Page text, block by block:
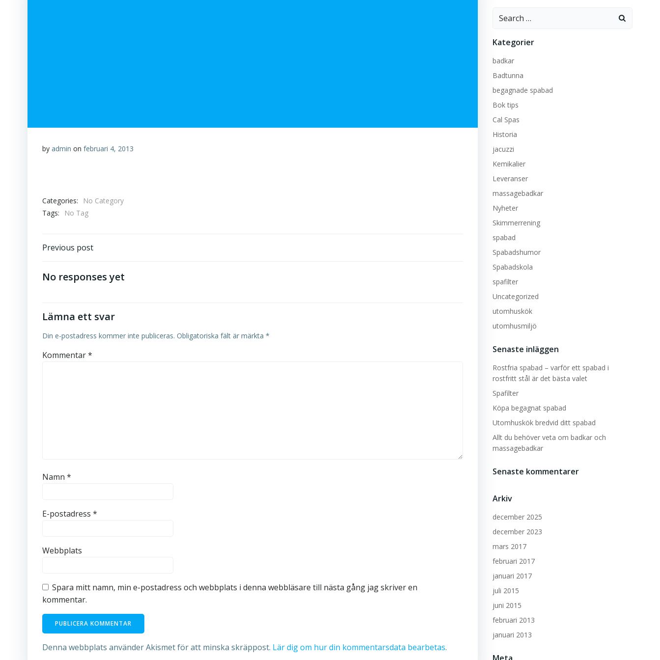
by admin on februari 4, 2013
Categories:
No Category
Tags:
No Tag
Post
navigation
Previous post
No responses yet
Lämna ett svar
Din e-postadress kommer inte publiceras. Obligatoriska fält är märkta *
Kommentar*
Namn *
E-postadress *
Webbplats
Spara mitt namn, min e-postadress och webbplats i denna webbläsare till nästa gång jag skriver en
kommentar.
Denna webbplats använder Akismet för att minska skräppost. Lär dig om hur din kommentarsdata bearbetas.
Search
Kategorier
badkar
Badtunna
begagnade spabad
Bok tips
Cal Spas
Historia
jacuzzi
Kemikalier
Leveranser
massagebadkar
Nyheter
Skimmerrening
spabad
Spabadshumor
Spabadskola
spafilter
Uncategorized
utomhuskök
utomhusmiljö
Senaste inläggen
Rostfria spabad – varför ett spabad i
rostfritt stål är det bästa valet
Spafilter
Köpa begagnat spabad
Utomhuskök bredvid ditt spabad
Allt du behöver veta om badkar och
massagebadkar
Senaste kommentarer
Arkiv
december 2025
december 2023
mars 2017
februari 2017
januari 2017
juli 2015
juni 2015
februari 2013
januari 2013